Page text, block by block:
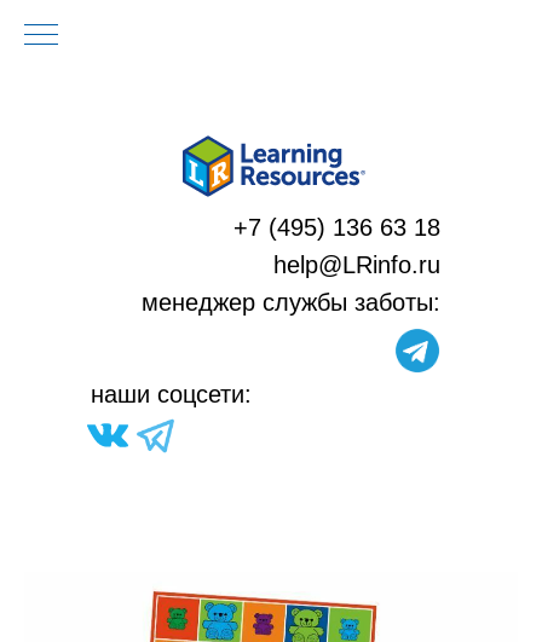
+7 (495) 136 63 18
help@LRinfo.ru
менеджер службы заботы:
наши соцсети: